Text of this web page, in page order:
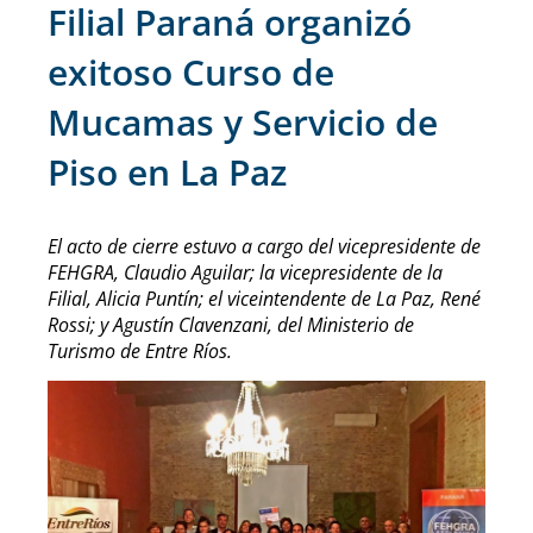
Filial Paraná organizó
exitoso Curso de
Mucamas y Servicio de
Piso en La Paz
El acto de cierre estuvo a cargo del vicepresidente de
FEHGRA, Claudio Aguilar; la vicepresidente de la
Filial, Alicia Puntín; el viceintendente de La Paz, René
Rossi; y Agustín Clavenzani, del Ministerio de
Turismo de Entre Ríos.